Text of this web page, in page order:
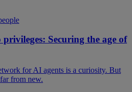
Securing the age of
for AI agents is a curiosity. But
from new.